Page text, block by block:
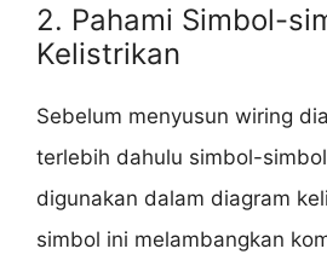
2. Pahami Simbol-
Kelistrikan
Sebelum menyusun wiring
terlebih dahulu simbol-
digunakan dalam diagram
simbol ini melambangkan